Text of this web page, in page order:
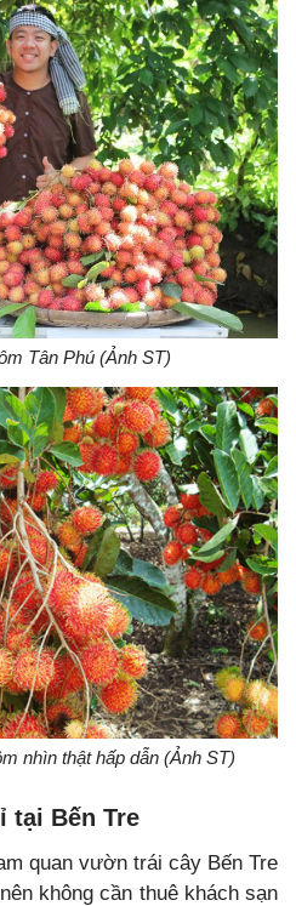
Tân Phú (Ảnh ST)
nhìn thật hấp dẫn (Ảnh ST)
tại Bến Tre
quan vườn trái cây Bến Tre
không cần thuê khách sạn